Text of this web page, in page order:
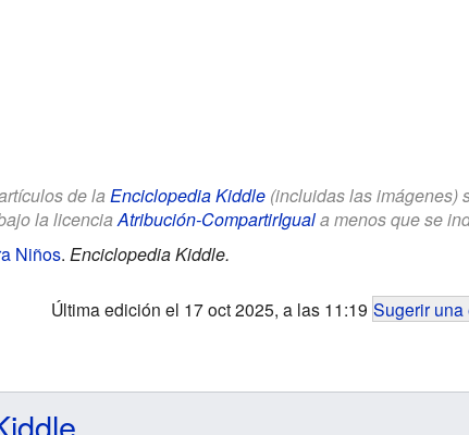
de la Enciclopedia Kiddle(incluidas las imágenes)
la licenciaAtribución-CompartirIguala menos que se
Niños. Enciclopedia Kiddle.
Última edición el 17 oct 2025, a las 11:19 Sugerir una